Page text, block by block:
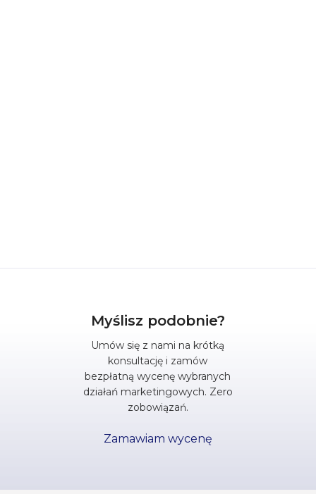
Myślisz podobnie?
Umów się z nami na krótką
konsultację i zamów
bezpłatną wycenę wybranych
działań marketingowych. Zero
zobowiązań.
Zamawiam wycenę